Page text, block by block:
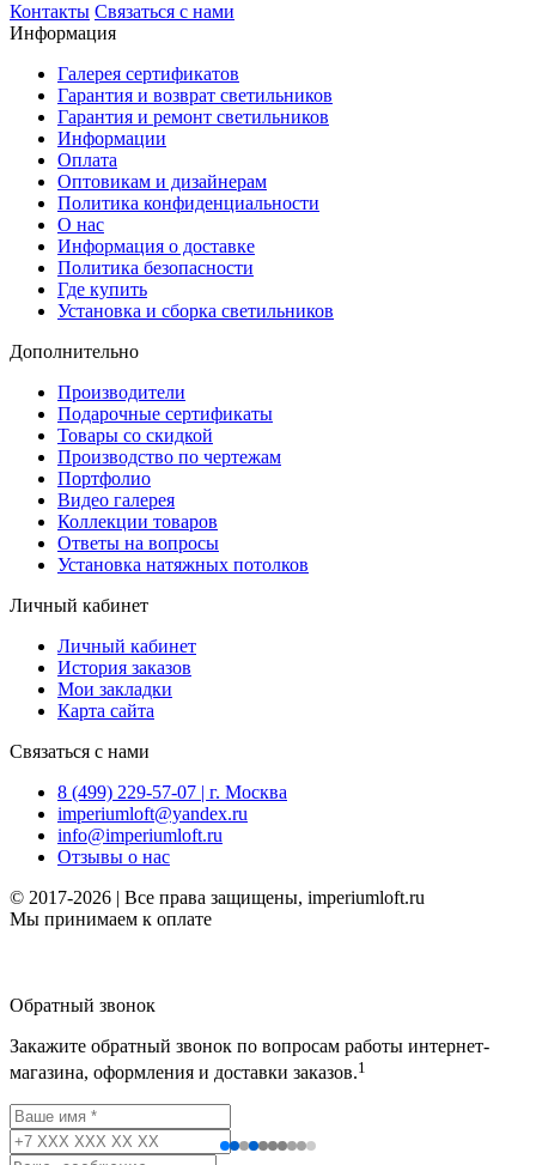
Контакты Связаться с нами
Информация
Галерея сертификатов
Гарантия и возврат светильников
Гарантия и ремонт светильников
Информации
Оплата
Оптовикам и дизайнерам
Политика конфиденциальности
О нас
Информация о доставке
Политика безопасности
Где купить
Установка и сборка светильников
Дополнительно
Производители
Подарочные сертификаты
Товары со скидкой
Производство по чертежам
Портфолио
Видео галерея
Коллекции товаров
Ответы на вопросы
Установка натяжных потолков
Личный кабинет
Личный кабинет
История заказов
Мои закладки
Карта сайта
Связаться с нами
8 (499) 229-57-07 | г. Москва
imperiumloft@yandex.ru
info@imperiumloft.ru
Отзывы о нас
© 2017-2026 | Все права защищены, imperiumloft.ru
Мы принимаем к оплате
Обратный звонок
Закажите обратный звонок по вопросам работы интернет-
магазина, оформления и доставки заказов.1